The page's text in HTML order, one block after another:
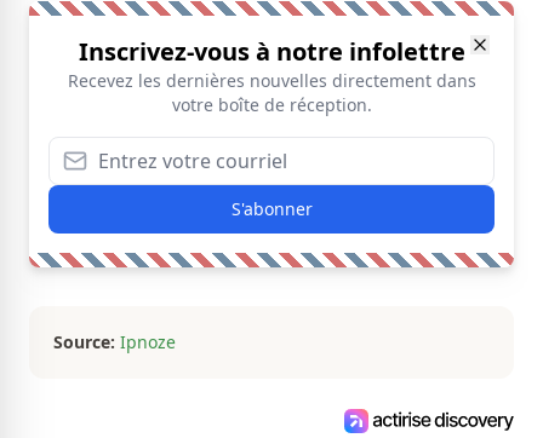
Inscrivez-vous à notre infolettre
Recevez les dernières nouvelles directement dans
votre boîte de réception.
S'abonner
Source: Ipnoze